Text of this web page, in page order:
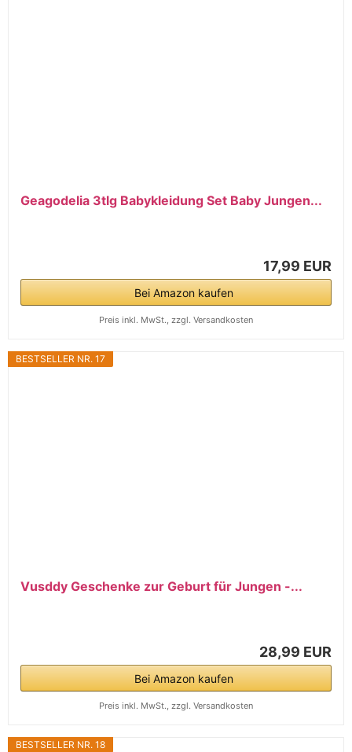
Geagodelia 3tlg Babykleidung Set Baby Jungen...
17,99 EUR
Bei Amazon kaufen
Preis inkl. MwSt., zzgl. Versandkosten
BESTSELLER NR. 17
Vusddy Geschenke zur Geburt für Jungen -...
28,99 EUR
Bei Amazon kaufen
Preis inkl. MwSt., zzgl. Versandkosten
BESTSELLER NR. 18